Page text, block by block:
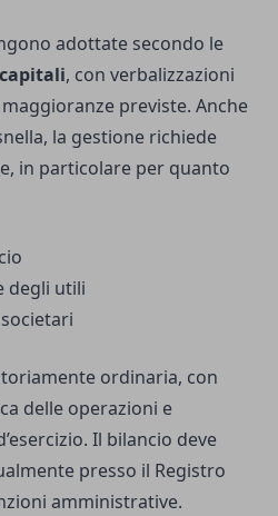
adottate secondo le
, con verbalizzazioni
previste. Anche
la gestione richiede
in particolare per quanto
degli utili
ordinaria, con
delle operazioni e
Il bilancio deve
presso il Registro
amministrative.